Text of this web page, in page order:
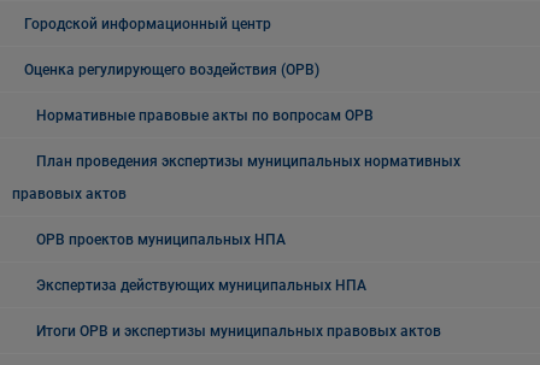
Городской информационный центр
Оценка регулирующего воздействия (ОРВ)
Нормативные правовые акты по вопросам ОРВ
План проведения экспертизы муниципальных нормативных
правовых актов
ОРВ проектов муниципальных НПА
Экспертиза действующих муниципальных НПА
Итоги ОРВ и экспертизы муниципальных правовых актов